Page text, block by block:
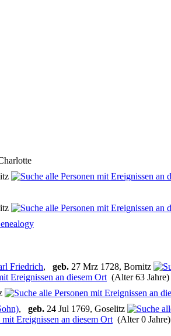
Friedrich, geb. 27 Mrz 1728, Bornitz
(Alter 63 Jahre)
, geb. 24 Jul 1769, Goselitz
(Alter 0 Jahre)